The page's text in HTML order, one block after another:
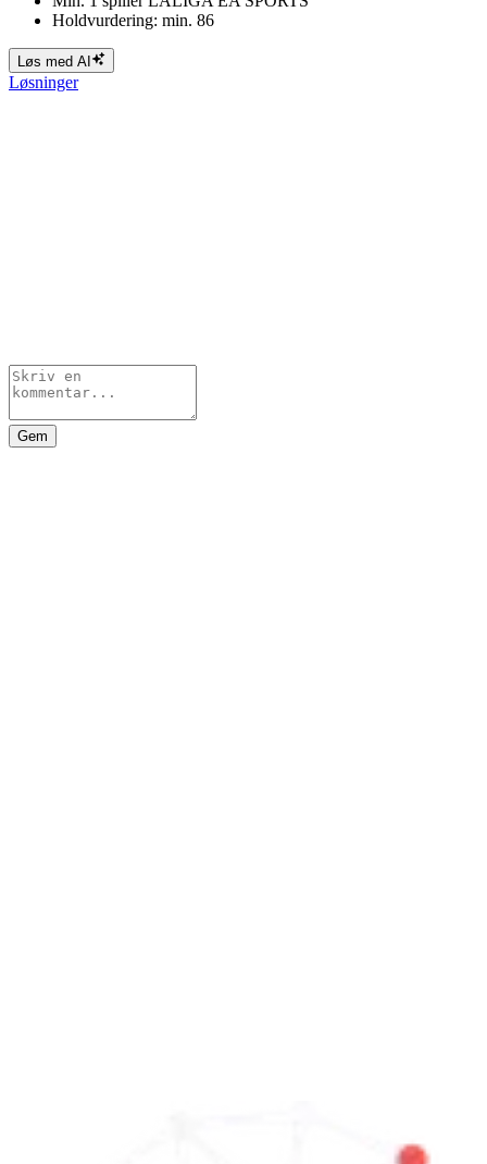
Holdvurdering: min. 86
Løs med AI
Løsninger
Gem